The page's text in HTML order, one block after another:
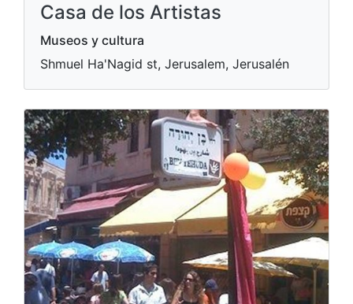
Casa de los Artistas
Museos y cultura
Shmuel Ha'Nagid st, Jerusalem, Jerusalén